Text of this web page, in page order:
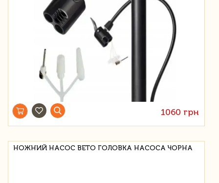
1060 грн
НОЖНИЙ НАСОС BETO ГОЛОВКА НАСОСА ЧОРНА